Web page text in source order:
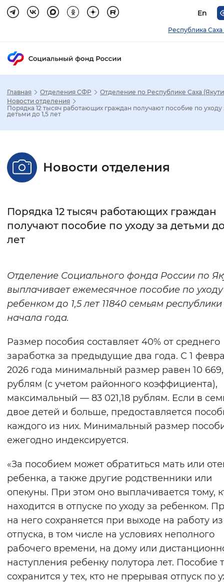
En
Республика Саха
Стандартный Увеличенный
Без засечек С засечками
Цвет сайта
Монохромный Инверсивный
Изображения
Включены Выключены
Звуковой ассистент
Воспроизвести Остановить
Вернуть стандартные настройки
Главная Отделения СФР
Отделение по Республике Саха
Новости отделения
Порядка 12 тысяч работающих граждан получают пособие по уходу
детьми до 1,5 лет
Новости отделения
Порядка 12 тысяч работающих граждан
получают пособие по уходу за детьми до
лет
Отделение Социального фонда России по
выплачивает ежемесячное пособие по уходу
ребенком до 1,5 лет 11840 семьям республики
начала года.
Размер пособия составляет 40% от среднего
заработка за предыдущие два года. С 1
2026 года минимальный размер равен 10
рублям (с учетом районного коэффициента),
максимальный — 83 021,18 рублям. Если в
двое детей и больше, предоставляется
каждого из них. Минимальный размер
ежегодно индексируется.
«За пособием может обратиться мать или
ребенка, а также другие родственники или
опекуны. При этом оно выплачивается тому,
находится в отпуске по уходу за ребенком.
на него сохраняется при выходе на работу из
отпуска, в том числе на условиях неполного
рабочего времени, на дому или
наступления ребенку полутора лет. Пособие
сохранится у тех, кто не прерывая отпуск по